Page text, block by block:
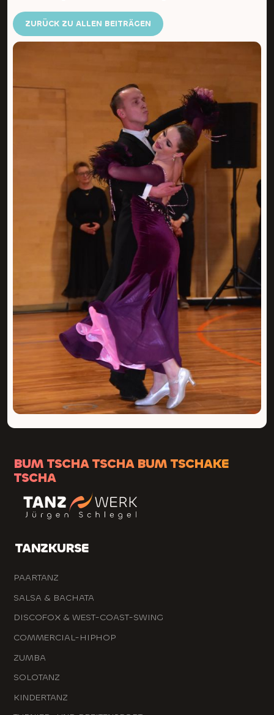
ZURÜCK ZU ALLEN BEITRÄGEN
BUM TSCHA TSCHA BUM TSCHAKE
TSCHA
TANZKURSE
PAARTANZ
SALSA & BACHATA
DISCOFOX & WEST-COAST-SWING
COMMERCIAL-HIPHOP
ZUMBA
SOLOTANZ
KINDERTANZ